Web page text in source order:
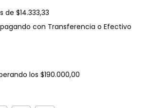
de $14.333,33
pagando con Transferencia o Efectivo
los $190.000,00